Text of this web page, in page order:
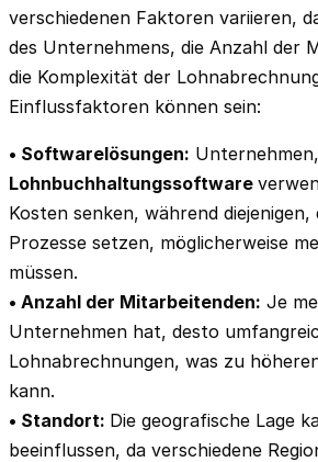
verschiedenen Faktoren variieren,
des Unternehmens, die Anzahl der
die Komplexität der
Einflussfaktoren können sein:
• Softwarelösungen:
Lohnbuchhaltungssoftware
Kosten senken, während
Prozesse setzen, möglicherweise
müssen.
• Anzahl der Mitarbeitenden: Je
Unternehmen hat, desto
Lohnabrechnungen, was zu
kann.
• Standort: Die geografische Lage
beeinflussen, da verschiedene